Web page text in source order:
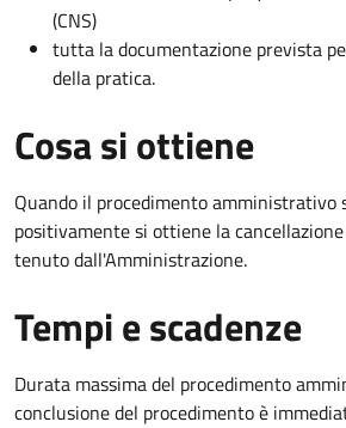
(CNS)
tutta la documentazione prevista
della pratica.
Cosa si ottiene
Quando il procedimento amministrativo
positivamente si ottiene la
tenuto dall'Amministrazione.
Tempi e scadenze
Durata massima del procedimento
conclusione del procedimento è